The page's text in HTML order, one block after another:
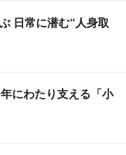
日常に潜む“人身取
にわたり支える「小